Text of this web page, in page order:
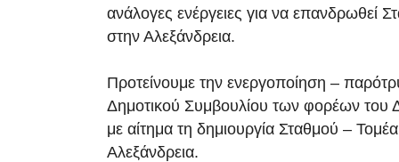
ανάλογες ενέργειες για να επανδρωθεί
στην Αλεξάνδρεια.
Προτείνουμε την ενεργοποίηση –
Δημοτικού Συμβουλίου των φορέων του
με αίτημα τη δημιουργία Σταθμού –
Αλεξάνδρεια.